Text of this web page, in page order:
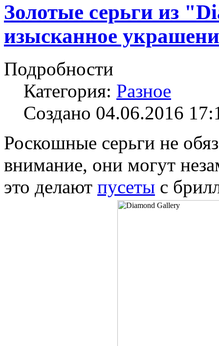
Золотые серьги из
изысканное
Подробности
Категория: Разное
Создано 04.06.2016
Роскошные серьги не
внимание, они могут
это делают пусеты с